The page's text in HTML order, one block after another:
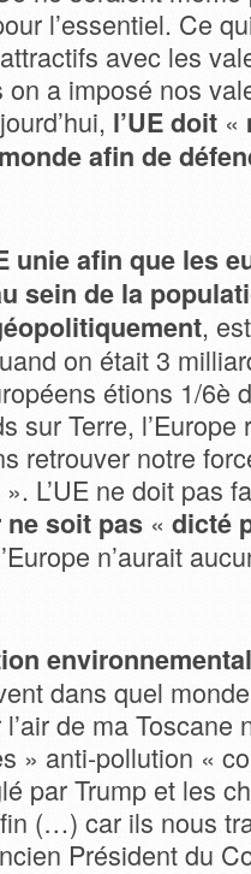
l’essentiel. Ce
avec les
a imposé nos
l’UE doit «
afin de
unie afin que les
sein de la
,
on était 3
étions 1/6è
sur Terre,
retrouver notre
L’UE ne doit pas
soit pas « dicté
n’aurait
dans quel
de ma Toscane
» anti-pollution «
par Trump et les
(…) car ils nous
Président du